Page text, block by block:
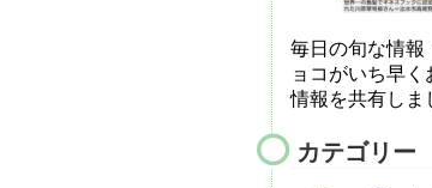
毎日の旬な情報
ョコがいち早
情報を共有しま
カテゴリー